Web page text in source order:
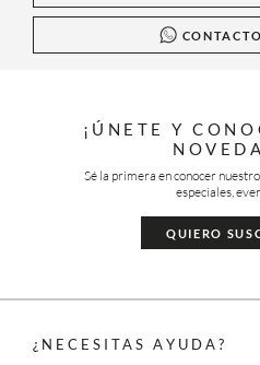
¡ÚNETE Y
Sé la primera en conocer
especiales,
QUIERO
¿NECESITAS AYUDA?